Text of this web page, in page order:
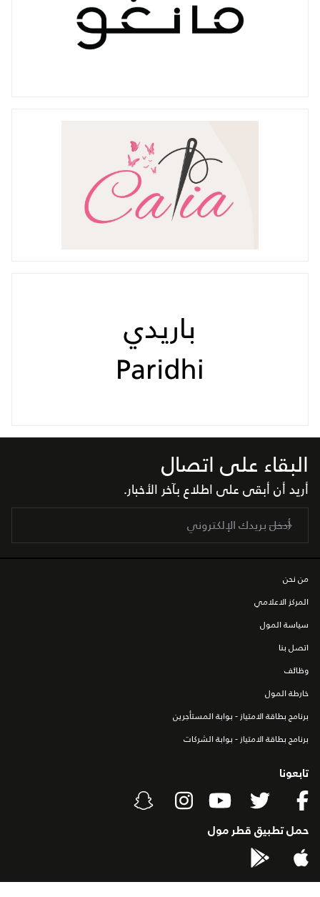
البقاء على اتصال
أريد أن أبقى على اطلاع بآخر الأخبار.
من نحن
المركز الاعلامي
سياسة المول
اتصل بنا
وظائف
خارطة المول
برنامج بطاقة الامتياز - بوابة المستأجرين
برنامج بطاقة الامتياز - بوابة الشركات
تابعونا
حمل تطبيق قطر مول